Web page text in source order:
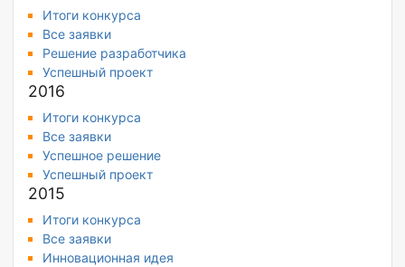
Итоги конкурса
Все заявки
Решение разработчика
Успешный проект
2016
Итоги конкурса
Все заявки
Успешное решение
Успешный проект
2015
Итоги конкурса
Все заявки
Инновационная идея